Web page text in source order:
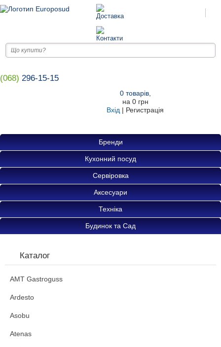
(068) 296-15-15
0товарів,
на 0 грн
Вхід | Регистрація
Бренди
Кухонний посуд
Сервіровка
Аксесуари
Техніка
Будинок та Сад
Каталог
AMT Gastroguss
Ardesto
Asobu
Atenas